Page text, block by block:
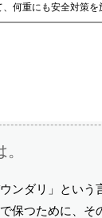
何重にも安全対策を
ンダリ」とい
保つために、